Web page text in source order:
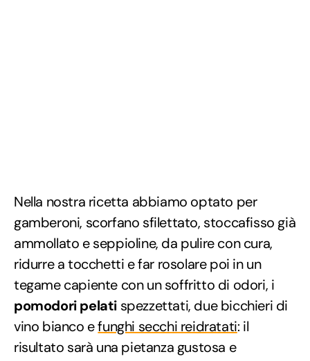
Nella nostra ricetta abbiamo optato per
gamberoni, scorfano sfilettato, stoccafisso già
ammollato e seppioline, da pulire con cura,
ridurre a tocchetti e far rosolare poi in un
tegame capiente con un soffritto di odori, i
pomodori pelati spezzettati, due bicchieri di
vino bianco efunghi secchi reidratati: il
risultato sarà una pietanza gustosa e